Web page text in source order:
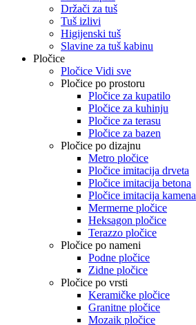
Držači za tuš
Tuš izlivi
Higijenski tuš
Slavine za tuš kabinu
Pločice
Pločice Vidi sve
Pločice po prostoru
Pločice za kupatilo
Pločice za kuhinju
Pločice za terasu
Pločice za bazen
Pločice po dizajnu
Metro pločice
Pločice imitacija drveta
Pločice imitacija betona
Pločice imitacija kamena
Mermerne pločice
Heksagon pločice
Terazzo pločice
Pločice po nameni
Podne pločice
Zidne pločice
Pločice po vrsti
Keramičke pločice
Granitne pločice
Mozaik pločice